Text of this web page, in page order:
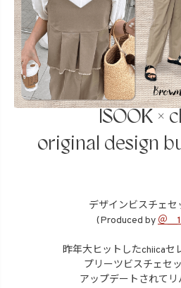
ISOOK × c
original design b
デザインビスチェセ
(Produced by＠
昨年大ヒットしたchiicaセ
プリーツビスチェセ
アップデートされてリ